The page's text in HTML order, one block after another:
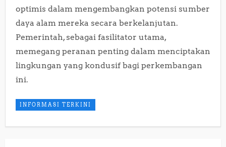
optimis dalam mengembangkan potensi sumber
daya alam mereka secara berkelanjutan.
Pemerintah, sebagai fasilitator utama,
memegang peranan penting dalam menciptakan
lingkungan yang kondusif bagi perkembangan
ini.
INFORMASI TERKINI